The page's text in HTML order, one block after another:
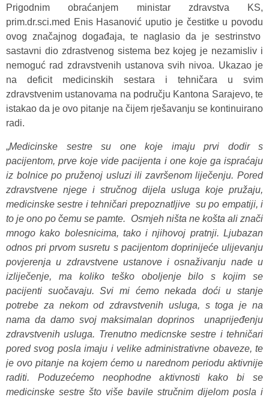
Prigodnim obraćanjem ministar zdravstva KS,
prim.dr.sci.med Enis Hasanović uputio je čestitke u povodu
ovog značajnog događaja, te naglasio da je sestrinstvo
sastavni dio zdrastvenog sistema bez kojeg je nezamisliv i
nemoguć rad zdravstvenih ustanova svih nivoa. Ukazao je
na deficit medicinskih sestara i tehničara u svim
zdravstvenim ustanovama na području Kantona Sarajevo, te
istakao da je ovo pitanje na čijem rješavanju se kontinuirano
radi.
„Medicinske sestre su one koje imaju prvi dodir s
pacijentom, prve koje vide pacijenta i one koje ga ispraćaju
iz bolnice po pruženoj usluzi ili završenom liječenju. Pored
zdravstvene njege i stručnog dijela usluga koje pružaju,
medicinske sestre i tehničari prepoznatljive su po empatiji, i
to je ono po čemu se pamte. Osmjeh ništa ne košta ali znači
mnogo kako bolesnicima, tako i njihovoj pratnji. Ljubazan
odnos pri prvom susretu s pacijentom doprinijeće ulijevanju
povjerenja u zdravstvene ustanove i osnaživanju nade u
izliječenje, ma koliko teško oboljenje bilo s kojim se
pacijenti suočavaju. Svi mi ćemo nekada doći u stanje
potrebe za nekom od zdravstvenih usluga, s toga je na
nama da damo svoj maksimalan doprinos unaprijeđenju
zdravstvenih usluga. Trenutno medicnske sestre i tehničari
pored svog posla imaju i velike administrativne obaveze, te
je ovo pitanje na kojem ćemo u narednom periodu aktivnije
raditi. Poduzećemo neophodne aktivnosti kako bi se
medicinske sestre što više bavile stručnim dijelom posla i